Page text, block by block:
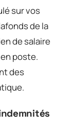
sur vos
de la
de salaire
poste.
des